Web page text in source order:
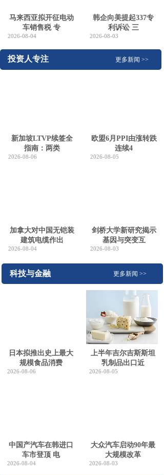
马来西亚拟开征电动
车销售税 专
2026-08-04
韩企向美提起337专
利诉讼 三
2026-08-03
投资人专注 更多新闻 >>
新加坡LTVP续签全
指南：两类
2026-08-06
欧盟6月PPI由涨转跌
连续4
2026-08-05
加拿大对中国无铠装
建筑电缆作出
2026-08-04
剑桥大学新研究揭示
基因与突变互
2026-08-03
科技与金融 更多新闻 >>
日本拟推出史上最大
规模食品消费
2026-08-06
上半年吉尔吉斯斯坦
乳制品出口近
2026-08-05
中国产汽车在韩进口
车市登顶 电
2026-08-04
大众汽车启动90年最
大规模改革
2026-08-03